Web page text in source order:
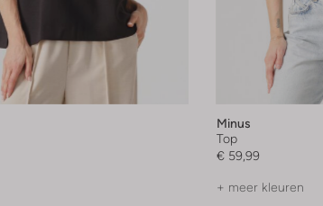
Minus
Top
€ 59,99
+ meer kleuren